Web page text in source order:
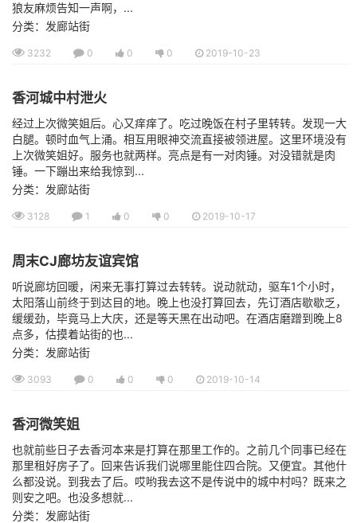
狼友麻烦告知一声啊，...
分类：发廊站街
3232 0 0 0 2019-10-23
香河城中村泄火
经过上次微笑姐后。心又痒痒了。吃过晚饭在村子里转转。发现一大
白腿。顿时血气上涌。相互用眼神交流直接被领进屋。这里环境没有
上次微笑姐好。服务也就两样。亮点是有一对肉锤。对没错就是肉
锤。一下蹦出来给我惊到...
分类：发廊站街
3128 1 0 0 2019-10-17
周末CJ廊坊友谊宾馆
听说廊坊回暖，闲来无事打算过去转转。说动就动，驱车1个小时，
太阳落山前终于到达目的地。晚上也没打算回去，先订酒店歇歇乏，
缓缓劲，毕竟马上大庆，还是等天黑在出动吧。在酒店磨蹭到晚上8
点多，估摸着站街的也...
分类：发廊站街
3093 0 0 0 2019-10-14
香河微笑姐
也就前些日子去香河本来是打算在那里工作的。之前几个同事已经在
那里租好房子了。回来告诉我们说哪里能住四合院。又便宜。其他什
么都没说。到我去了后。哎哟我去这不是传说中的城中村吗？既来之
则安之吧。也没多想就...
分类：发廊站街